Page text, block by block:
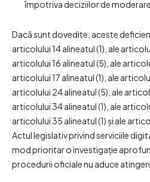
împotriva deciziilor de
Dacă sunt dovedite, aceste
articolului 14 alineatul (1), ale
articolului 16 alineatul (5), ale
articolului 17 alineatul (1), ale
articolului 24 alineatul (5), ale
articolului 34 alineatul (1), ale
articolului 35 alineatul (1) și ale
Actul legislativ privind serviciile
mod prioritar o investigație
procedurii oficiale nu aduce